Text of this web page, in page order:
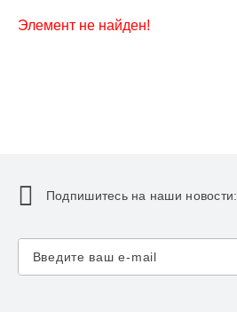
Элемент не найден!
Подпишитесь на наши новости: